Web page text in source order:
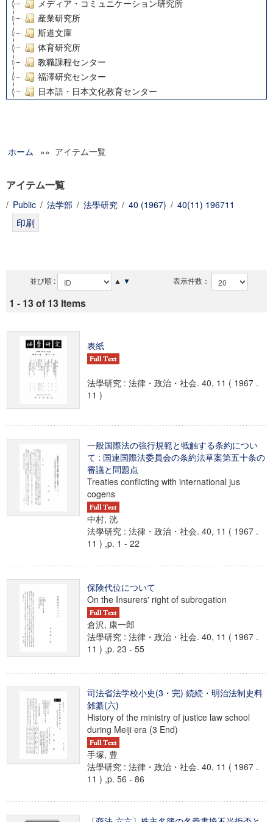
メディア・コミュニケーション研究所
産業研究所
斯道文庫
体育研究所
教職課程センター
福澤研究センター
日本語・日本文化教育センター
グローバルリサーチインスティテュート
科学研究費補助金研究成果報告書
慶應義塾大学グローバルCOEプログラム市民社会ガバナンス
ホーム »» アイテム一覧
アイテム一覧
/ Public / 法学部 / 法學研究 / 40 (1967) / 40(11) 196711
並び順 : ▲ ▼ 表示件数：
1 - 13 of 13 Items
表紙
法學研究 : 法律・政治・社会. 40, 11 ( 1967 .
11 )
一般国際法の強行規範と牴触する条約につい
て : 国連国際法委員会の条約法草案第五十条の
審議と問題点
Treaties conflicting with international jus
cogens
中村, 洸
法學研究 : 法律・政治・社会. 40, 11 ( 1967 .
11 ) ,p. 1 - 22
保険代位について
On the Insurers' right of subrogation
倉沢, 康一郎
法學研究 : 法律・政治・社会. 40, 11 ( 1967 .
11 ) ,p. 23 - 55
司法省法学校小史(3・完) 続続・明治法制史料
雑纂(六)
History of the ministry of justice law school
during Meiji era (3 End)
手塚, 豊
法學研究 : 法律・政治・社会. 40, 11 ( 1967 .
11 ) ,p. 56 - 86